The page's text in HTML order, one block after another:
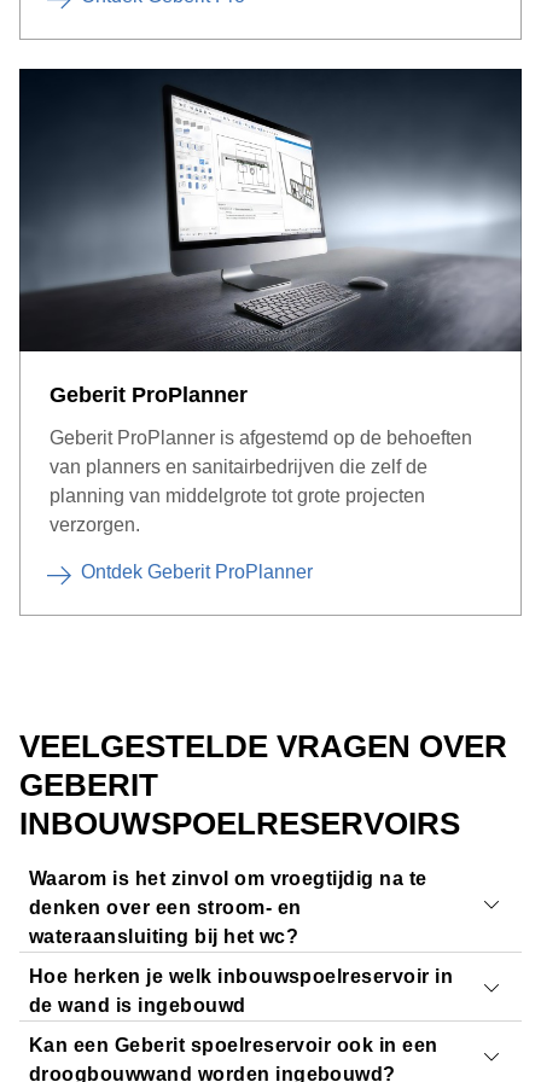
Geberit ProPlanner
Geberit ProPlanner is afgestemd op de behoeften
van planners en sanitairbedrijven die zelf de
planning van middelgrote tot grote projecten
verzorgen.
Ontdek Geberit ProPlanner
VEELGESTELDE VRAGEN OVER
GEBERIT
INBOUWSPOELRESERVOIRS
Waarom is het zinvol om vroegtijdig na te
denken over een stroom- en
wateraansluiting bij het wc?
Een elektrische aansluiting bij het wc moet al in de
Geberit Power & Connect Box
Hoe herken je welk inbouwspoelreservoir in
de wand is ingebouwd
Met deGeberit Pro app kunnen sanitairinstallateurs
Kan een Geberit spoelreservoir ook in een
droogbouwwand worden ingebouwd?